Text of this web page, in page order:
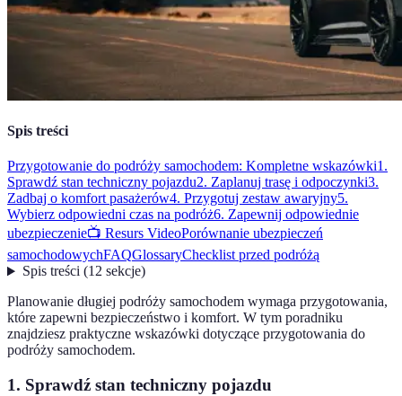
Spis treści
Przygotowanie do podróży samochodem: Kompletne wskazówki1.
Sprawdź stan techniczny pojazdu2. Zaplanuj trasę i odpoczynki3.
Zadbaj o komfort pasażerów4. Przygotuj zestaw awaryjny5.
Wybierz odpowiedni czas na podróż6. Zapewnij odpowiednie
ubezpieczenie📺 Resurs VideoPorównanie ubezpieczeń
samochodowychFAQGlossaryChecklist przed podróżą
Spis treści(12 sekcje)
Planowanie długiej podróży samochodem wymaga przygotowania,
które zapewni bezpieczeństwo i komfort. W tym poradniku
znajdziesz praktyczne wskazówki dotyczące przygotowania do
podróży samochodem.
1. Sprawdź stan techniczny pojazdu